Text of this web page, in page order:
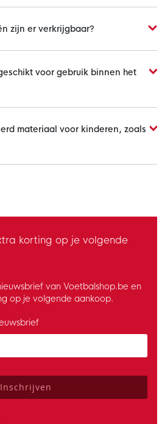
zijn er verkrijgbaar?
voor gebruik binnen het
materiaal voor kinderen, zoals
korting op je volgende
van Voetbalshop.be en
op je volgende aankoop.
the privacy policy to subscribe to
Inschrijven